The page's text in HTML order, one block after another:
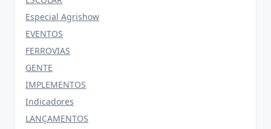
Especial Agrishow
EVENTOS
FERROVIAS
GENTE
IMPLEMENTOS
Indicadores
LANÇAMENTOS